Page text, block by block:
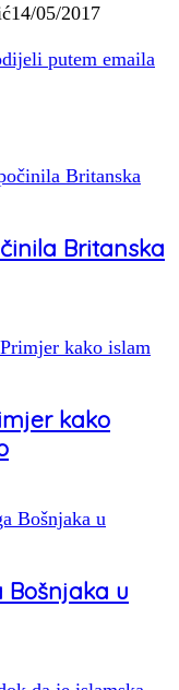
14/05/2017
putem emaila
Britanska
kako
Bošnjaka u